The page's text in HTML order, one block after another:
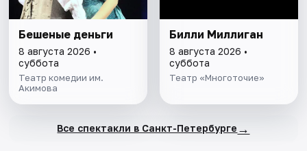
Бешеные деньги
8 августа 2026 •
суббота
Театр комедии им.
Акимова
Билли Миллиган
8 августа 2026 •
суббота
Театр «Многоточие»
Все спектакли в Санкт-Петербурге →